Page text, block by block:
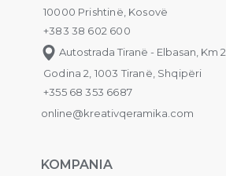
10000 Prishtinë, Kosovë
+383 38 602 600
Autostrada Tiranë - Elbasan, Km 2
Godina 2, 1003 Tiranë, Shqipëri
+355 68 353 6687
online@kreativqeramika.com
KOMPANIA